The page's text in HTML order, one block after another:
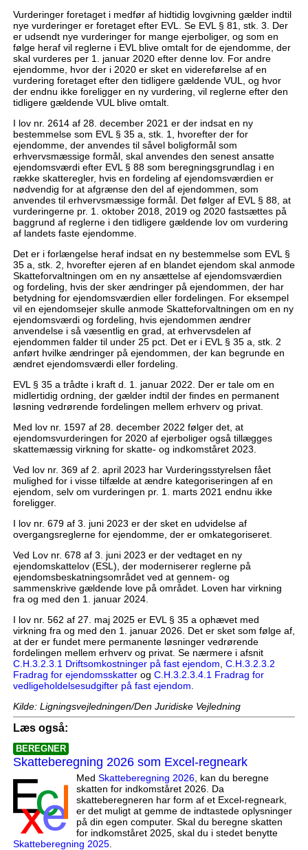
Vurderinger foretaget i medfør af hidtidig lovgivning gælder indtil
nye vurderinger er foretaget efter EVL. Se EVL § 81, stk. 3. Der
er udsendt nye vurderinger for mange ejerboliger, og som en
følge heraf vil reglerne i EVL blive omtalt for de ejendomme, der
skal vurderes per 1. januar 2020 efter denne lov. For andre
ejendomme, hvor der i 2020 er sket en videreførelse af en
vurdering foretaget efter den tidligere gældende VUL, og hvor
der endnu ikke foreligger en ny vurdering, vil reglerne efter den
tidligere gældende VUL blive omtalt.
I lov nr. 2614 af 28. december 2021 er der indsat en ny
bestemmelse som EVL § 35 a, stk. 1, hvorefter der for
ejendomme, der anvendes til såvel boligformål som
erhvervsmæssige formål, skal anvendes den senest ansatte
ejendomsværdi efter EVL § 88 som beregningsgrundlag i en
række skatteregler, hvis en fordeling af ejendomsværdien er
nødvendig for at afgrænse den del af ejendommen, som
anvendes til erhvervsmæssige formål. Det følger af EVL § 88, at
vurderingerne pr. 1. oktober 2018, 2019 og 2020 fastsættes på
baggrund af reglerne i den tidligere gældende lov om vurdering
af landets faste ejendomme.
Det er i forlængelse heraf indsat en ny bestemmelse som EVL §
35 a, stk. 2, hvorefter ejeren af en blandet ejendom skal anmode
Skatteforvaltningen om en ny ansættelse af ejendomsværdien
og fordeling, hvis der sker ændringer på ejendommen, der har
betydning for ejendomsværdien eller fordelingen. For eksempel
vil en ejendomsejer skulle anmode Skatteforvaltningen om en ny
ejendomsværdi og fordeling, hvis ejendommen ændrer
anvendelse i så væsentlig en grad, at erhvervsdelen af
ejendommen falder til under 25 pct. Det er i EVL § 35 a, stk. 2
anført hvilke ændringer på ejendommen, der kan begrunde en
ændret ejendomsværdi eller fordeling.
EVL § 35 a trådte i kraft d. 1. januar 2022. Der er tale om en
midlertidig ordning, der gælder indtil der findes en permanent
løsning vedrørende fordelingen mellem erhverv og privat.
Med lov nr. 1597 af 28. december 2022 følger det, at
ejendomsvurderingen for 2020 af ejerboliger også tillægges
skattemæssig virkning for skatte- og indkomståret 2023.
Ved lov nr. 369 af 2. april 2023 har Vurderingsstyrelsen fået
mulighed for i visse tilfælde at ændre kategoriseringen af en
ejendom, selv om vurderingen pr. 1. marts 2021 endnu ikke
foreligger.
I lov nr. 679 af 3. juni 2023 er der sket en udvidelse af
overgangsreglerne for ejendomme, der er omkategoriseret.
Ved Lov nr. 678 af 3. juni 2023 er der vedtaget en ny
ejendomskattelov (ESL), der moderniserer reglerne på
ejendomsbeskatningsområdet ved at gennem- og
sammenskrive gældende love på området. Loven har virkning
fra og med den 1. januar 2024.
I lov nr. 562 af 27. maj 2025 er EVL § 35 a ophævet med
virkning fra og med den 1. januar 2026. Det er sket som følge af,
at der er fundet mere permanente løsninger vedrørende
fordelingen mellem erhverv og privat. Se nærmere i afsnit
C.H.3.2.3.1 Driftsomkostninger på fast ejendom C.H.3.2.3.2
Fradrag for ejendomsskatterog C.H.3.2.3.4.1 Fradrag for
vedligeholdelsesudgifter på fast ejendom
Kilde: Ligningsvejledningen/Den Juridiske Vejledning
Læs også:
BEREGNER
Skatteberegning 2026 som Excel-regneark
Med Skatteberegning 2026, kan du beregne
skatten for indkomståret 2026. Da
skatteberegneren har form af et Excel-regneark,
er det muligt at gemme de indtastede oplysninger
på din egen computer. Skal du beregne skatten
for indkomståret 2025, skal du i stedet benytte
Skatteberegning 2025.